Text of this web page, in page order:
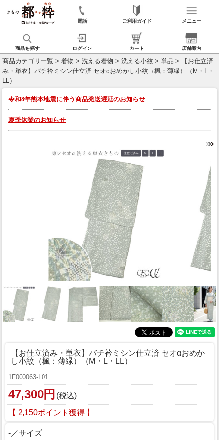
電話 ご利用ガイド メニュー
商品を探す ログイン カート 店舗案内
商品カテゴリ一覧 > 着物 > 洗える着物 > 洗える小紋 > 単品 > 【お仕立済
み・単衣】バチ衿ミシン仕立済 セオαおめかし小紋（楓：薄緑）（M・L・
LL）
令和8年熊本地震に伴う商品発送遅延のお知らせ
夏季休業のお知らせ
【お仕立済み・単衣】バチ衿ミシン仕立済 セオαおめか
し小紋（楓：薄緑）（M・L・LL）
1F000063-L01
47,300円 (税込)
【 2,150ポイント獲得 】
-／サイズ